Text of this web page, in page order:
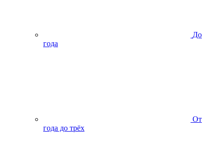
До
года
От
года до трёх